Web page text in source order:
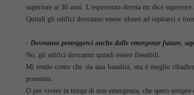
superiore ai 30 anni. L'esperienza diretta mi dice superiore
Quindi gli edifici dovranno essere idonei ad ospitarci e
- Dovranno proteggerci anche dalle emergenze future,
No, gli edifici dovranno quindi essere flessibili.
Mi rendo conto che sia una banalità, ma è meglio
prossima.
O per vivere in tempi di non emergenza, che spero